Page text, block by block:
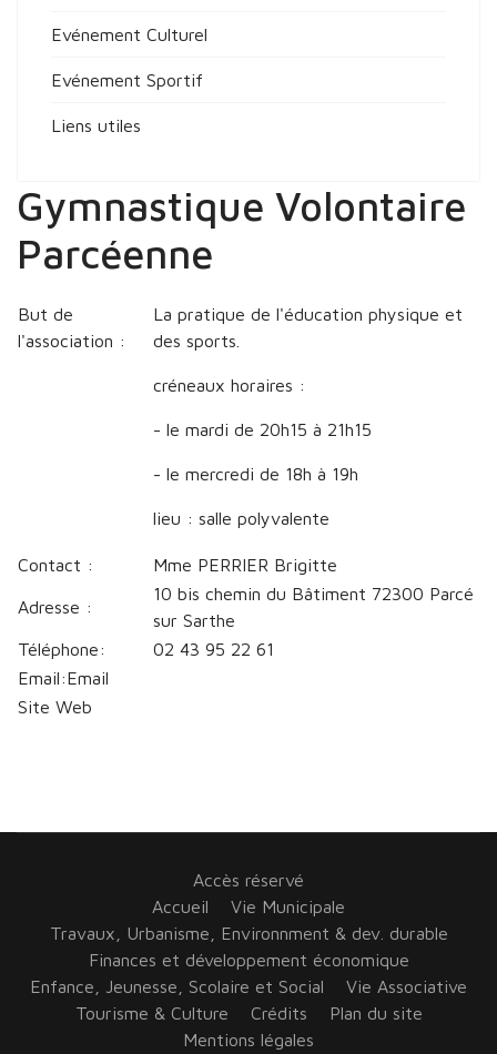
Evénement Culturel
Evénement Sportif
Liens utiles
Gymnastique Volontaire
Parcéenne
But de
l'association :
La pratique de l'éducation physique et
des sports.
créneaux horaires :
- le mardi de 20h15 à 21h15
- le mercredi de 18h à 19h
lieu : salle polyvalente
Contact : Mme PERRIER Brigitte
Adresse :
10 bis chemin du Bâtiment 72300 Parcé
sur Sarthe
Téléphone:
02 43 95 22 61
Email:Email
Site Web
Accès réservé
Accueil
Vie Municipale
Travaux, Urbanisme, Environnment & dev. durable
Finances et développement économique
Enfance, Jeunesse, Scolaire et Social
Vie Associative
Tourisme & Culture
Crédits
Plan du site
Mentions légales